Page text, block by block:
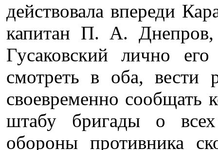
действовала впереди
капитан П. А. Днепров,
Гусаковский лично его
смотреть в оба, вести
своевременно сообщать
штабу бригады о
обороны противника